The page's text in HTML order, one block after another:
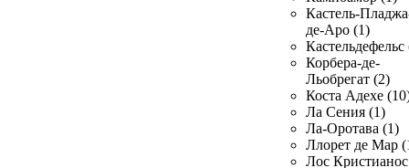
Кастель-
де-Аро (1)
Кастельдефельс
Корбера-де-
Льобрегат (2)
Коста Адехе
Ла Сения (1)
Ла-Оротава (1)
Ллорет де Мар
Лос